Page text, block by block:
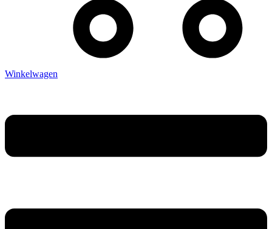
Winkelwagen